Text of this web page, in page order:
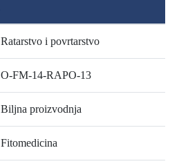
Ratarstvo i povrtarstvo
O-FM-14-RAPO-13
Biljna proizvodnja
Fitomedicina